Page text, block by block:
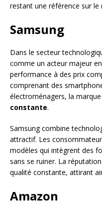
restant une référence sur le
Samsung
Dans le secteur
comme un acteur majeur
performance à des prix
comprenant des
électroménagers, la
constante.
Samsung combine
attractif. Les
modèles qui intègrent des
sans se ruiner. La
qualité constante, attirant
Amazon